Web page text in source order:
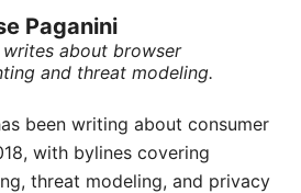
Paganini
about browser
and threat modeling.
been writing about consumer
with bylines covering
threat modeling, and privacy